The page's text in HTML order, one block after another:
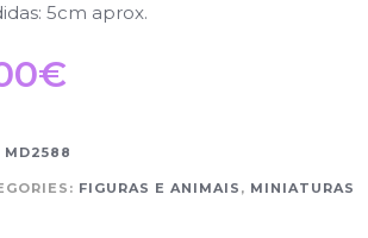
5cm aprox.
€
MD2588
FIGURAS E ANIMAIS , MINIATURAS